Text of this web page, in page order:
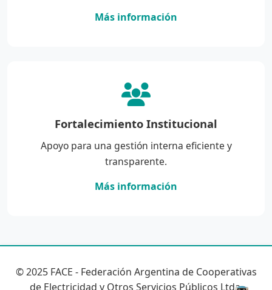
Más información
Fortalecimiento Institucional
Apoyo para una gestión interna eficiente y
transparente.
Más información
© 2025 FACE - Federación Argentina de Cooperativas
de Electricidad y Otros Servicios Públicos Ltda.